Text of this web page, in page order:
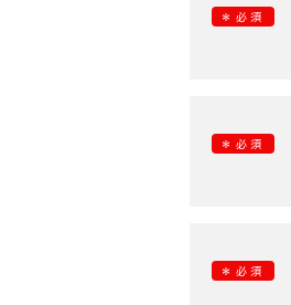
＊必須
＊必須
＊必須